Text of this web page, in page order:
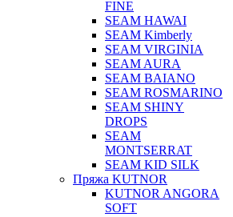
FINE
SEAM HAWAI
SEAM Kimberly
SEAM VIRGINIA
SEAM AURA
SEAM BAIANO
SEAM ROSMARINO
SEAM SHINY
DROPS
SEAM
MONTSERRAT
SEAM KID SILK
Пряжа KUTNOR
KUTNOR ANGORA
SOFT